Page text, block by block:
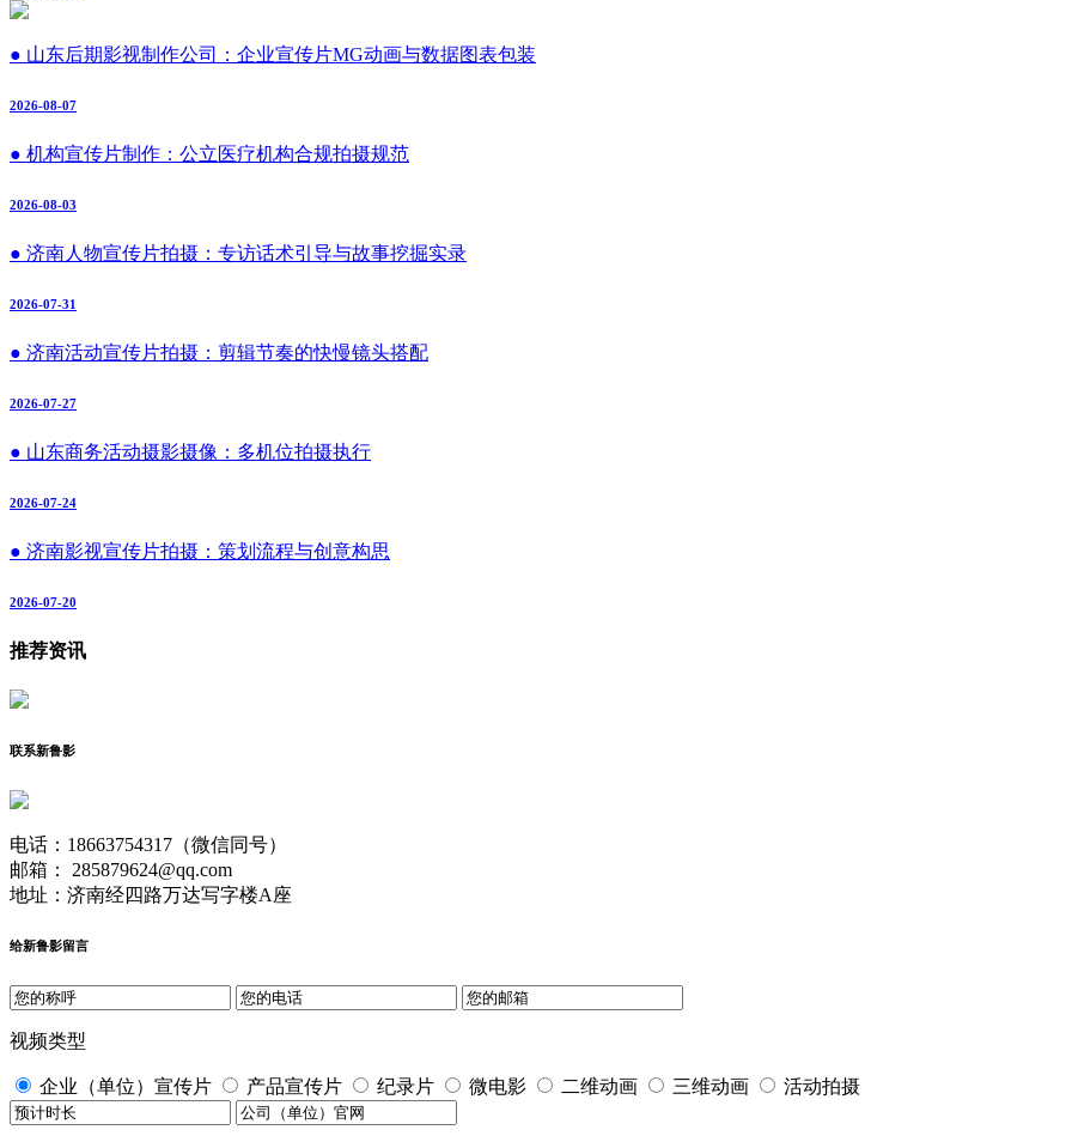
● 山东后期影视制作公司：企业宣传片MG动画与数据图表包装
2026-08-07
● 机构宣传片制作：公立医疗机构合规拍摄规范
2026-08-03
● 济南人物宣传片拍摄：专访话术引导与故事挖掘实录
2026-07-31
● 济南活动宣传片拍摄：剪辑节奏的快慢镜头搭配
2026-07-27
● 山东商务活动摄影摄像：多机位拍摄执行
2026-07-24
● 济南影视宣传片拍摄：策划流程与创意构思
2026-07-20
推荐资讯
联系新鲁影
电话：18663754317（微信同号）
邮箱： 285879624@qq.com
地址：济南经四路万达写字楼A座
给新鲁影留言
视频类型
企业（单位）宣传片 产品宣传片 纪录片 微电影 二维动画 三维动画 活动拍摄